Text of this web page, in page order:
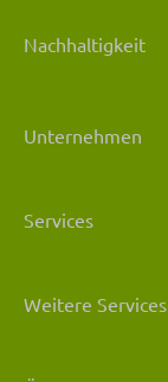
Nachhaltigkeit
Unternehmen
Services
Weitere Services